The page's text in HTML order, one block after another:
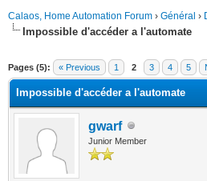
Calaos, Home Automation Forum › Général ›
Impossible d'accéder a l'automate
Pages (5): « Previous 1 2 3 4 5
Impossible d'accéder a l'automate
gwarf
Junior Member